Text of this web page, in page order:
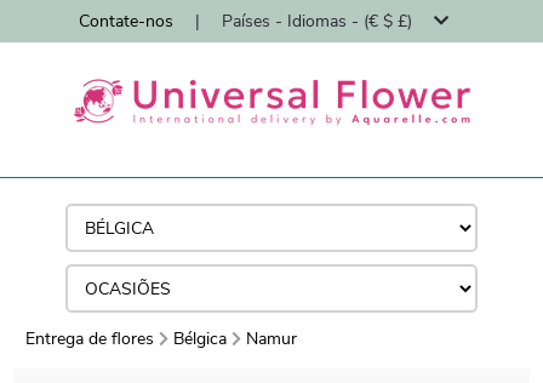
Contate-nos | Países - Idiomas - (€ $ £)
Entrega de flores Bélgica Namur